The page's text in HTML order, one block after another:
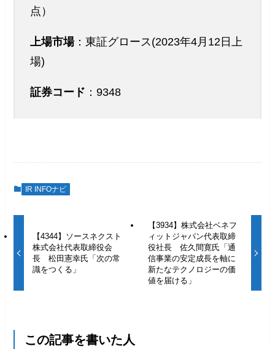
点）
上場市場：東証グロース(2023年4月12日上
場)
証券コード ：9348
IR INFOナビ
【4344】ソースネクスト
株式会社代表取締役会
長 松田憲幸氏「次の常
識をつくる」
【3934】株式会社ベネフ
ィットジャパン代表取締
役社長 佐久間寛氏「通
信事業の安定成長を軸に
新たなテクノロジーの価
値を届ける」
この記事を書いた人